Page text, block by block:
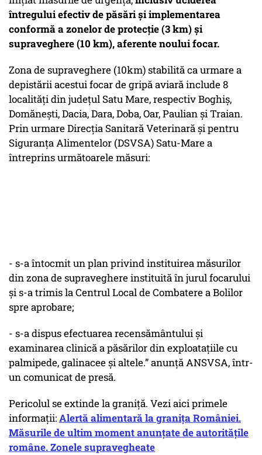
întregului efectiv de păsări și implementarea
conformă a zonelor de protecție (3 km) și
supraveghere (10 km), aferente noului focar.
Zona de supraveghere (10km) stabilită ca urmare a
depistării acestui focar de gripă aviară include 8
localități din județul Satu Mare, respectiv Boghiș,
Domănești, Dacia, Dara, Doba, Oar, Paulian și Traian.
Prin urmare Direcția Sanitară Veterinară și pentru
Siguranța Alimentelor (DSVSA) Satu-Mare a
întreprins următoarele măsuri:
- s-a întocmit un plan privind instituirea măsurilor
din zona de supraveghere instituită în jurul focarului
și s-a trimis la Centrul Local de Combatere a Bolilor
spre aprobare;
- s-a dispus efectuarea recensământului și
examinarea clinică a păsărilor din exploatațiile cu
palmipede, galinacee și altele.” anunță ANSVSA, într-
un comunicat de presă.
Pericolul se extinde la graniță. Vezi aici primele
informații:Alertă alimentară la granița României.
Măsurile de ultim moment anunțate de autoritățile
române. Zonele supravegheate